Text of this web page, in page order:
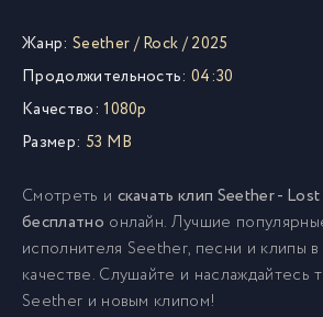
Жанр: Seether/Rock/2025
Продолжительность: 04:30
Качество: 1080p
Размер: 53 MB
Смотреть и скачать клип Seether -
бесплатно онлайн. Лучшие
исполнителя Seether, песни и клипы
качестве. Слушайте и наслаждайтесь
Seether и новым клипом!